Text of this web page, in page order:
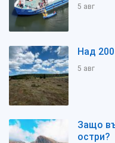
5 авг
Над
5 авг
Защо
остри?